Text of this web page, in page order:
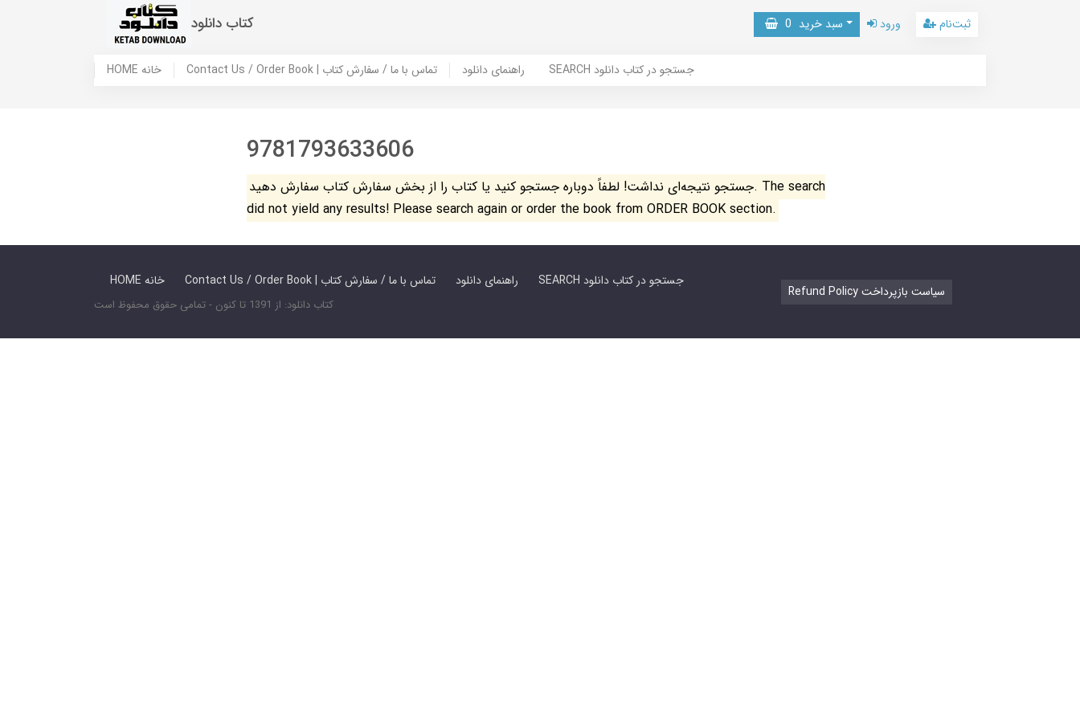
کتاب دانلود سبد خرید 0 ورود ثبت‌نام
HOME خانه Contact Us / Order Book | تماس با ما / سفارش کتاب راهنمای دانلود SEARCH جستجو در کتاب دانلود
9781793633606
جستجو نتیجه‌ای نداشت! لطفاً دوباره جستجو کنید یا کتاب را از بخش سفارش کتاب سفارش دهید. The search
did not yield any results! Please search again or order the book from ORDER BOOK section.
HOME خانه Contact Us / Order Book | تماس با ما / سفارش کتاب راهنمای دانلود SEARCH جستجو در کتاب دانلود
کتاب دانلود: از 1391 تا کنون - تمامی حقوق محفوظ است
Refund Policy سیاست بازپرداخت